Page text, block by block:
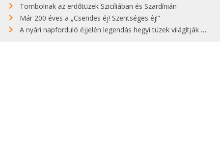
Tombolnak az erdőtüzek Szicíliában és Szardínián
Már 200 éves a „Csendes éj! Szentséges éj!”
A nyári napforduló éjjelén legendás hegyi tüzek világítják meg Zugspitzét